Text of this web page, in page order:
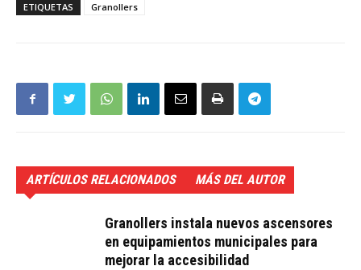
ETIQUETAS Granollers
ARTÍCULOS RELACIONADOS MÁS DEL AUTOR
Granollers instala nuevos ascensores
en equipamientos municipales para
mejorar la accesibilidad